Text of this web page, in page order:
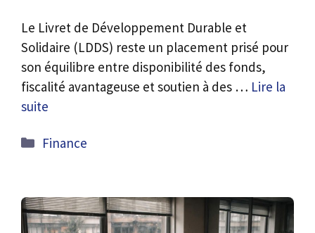
Le Livret de Développement Durable et
Solidaire (LDDS) reste un placement prisé pour
son équilibre entre disponibilité des fonds,
fiscalité avantageuse et soutien à des … Lire la
suite
Catégories
Finance